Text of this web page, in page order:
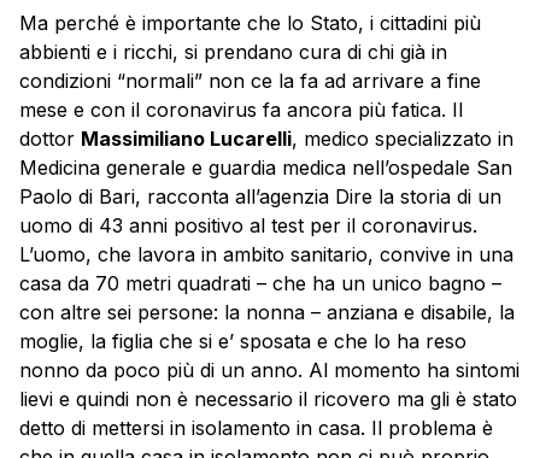
Ma perché è importante che lo Stato, i cittadini più
abbienti e i ricchi, si prendano cura di chi già in
condizioni “normali” non ce la fa ad arrivare a fine
mese e con il coronavirus fa ancora più fatica. Il
dottor Massimiliano Lucarelli, medico specializzato in
Medicina generale e guardia medica nell’ospedale San
Paolo di Bari, racconta all’agenzia Dire la storia di un
uomo di 43 anni positivo al test per il coronavirus.
L’uomo, che lavora in ambito sanitario, convive in una
casa da 70 metri quadrati – che ha un unico bagno –
con altre sei persone: la nonna – anziana e disabile, la
moglie, la figlia che si e’ sposata e che lo ha reso
nonno da poco più di un anno. Al momento ha sintomi
lievi e quindi non è necessario il ricovero ma gli è stato
detto di mettersi in isolamento in casa. Il problema è